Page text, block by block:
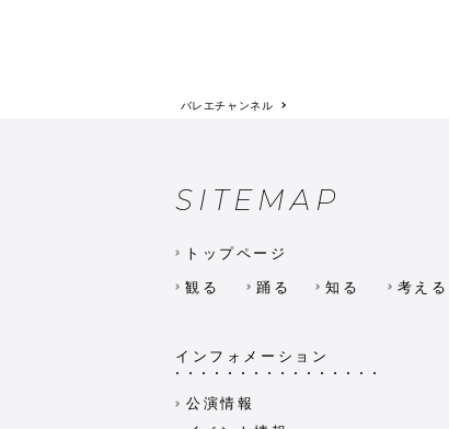
バレエチャンネル
SITEMAP
トップページ
観る 踊る 知る 考える
インフォメーション
公演情報